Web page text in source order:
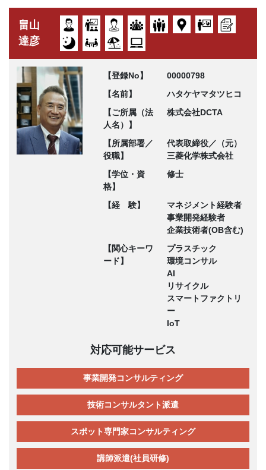
畠山
達彦
【登録No】
00000798
【名前】
ハタケヤマタツヒコ
【ご所属（法
人名）】
株式会社DCTA
【所属部署／
役職】
代表取締役／（元）
三菱化学株式会社
【学位・資
格】
修士
【経 験】
マネジメント経験者
事業開発経験者
企業技術者(OB含む)
【関心キーワ
ード】
プラスチック
環境コンサル
AI
リサイクル
スマートファクトリ
ー
IoT
対応可能サービス
事業開発コンサルティング
技術コンサルタント派遣
スポット専門家コンサルティング
講師派遣(社員研修)